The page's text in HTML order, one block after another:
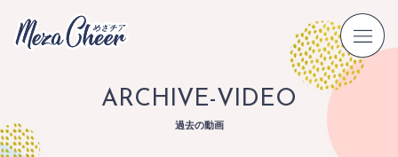
ARCHIVE-VIDEO
過去の動画